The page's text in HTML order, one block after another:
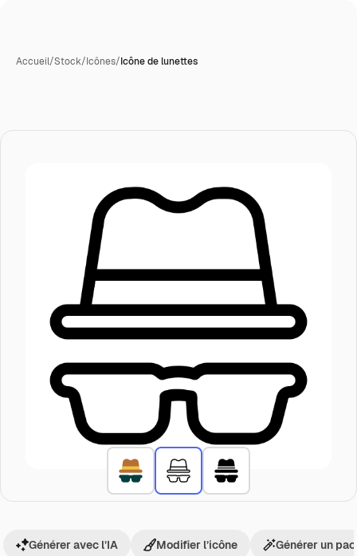
Accueil/Stock/Icônes/Icône de lunettes
Générer avec l’IA Modifier l’icône Générer un